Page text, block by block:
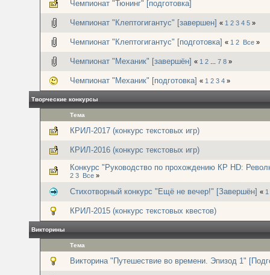
Чемпионат "Тюнинг" [подготовка]
Чемпионат "Клептогигантус" [завершен] « 1 2 3 4 5 »
Чемпионат "Клептогигантус" [подготовка] « 1 2 Все »
Чемпионат "Механик" [завершён] « 1 2 7 8 »
Чемпионат "Механик" [подготовка] « 1 2 3 4 »
Творческие конкурсы
Тема
КРИЛ-2017 (конкурс текстовых игр)
КРИЛ-2016 (конкурс текстовых игр)
Конкурс "Руководство по прохождению КР HD:
2 3 Все »
Стихотворный конкурс "Ещё не вечер!" [Завершён] « 1
КРИЛ-2015 (конкурс текстовых квестов)
Викторины
Тема
Викторина "Путешествие во времени. Эпизод 1"